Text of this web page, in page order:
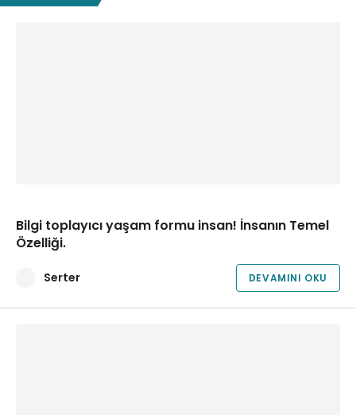
Bilgi toplayıcı yaşam formu insan! İnsanın Temel
Özelliği.
Serter DEVAMINI OKU